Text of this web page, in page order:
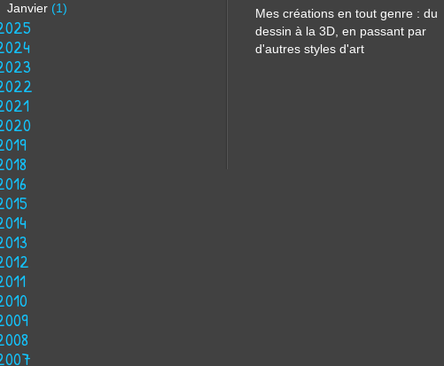
Janvier (1)
Mes créations en tout genre : du
dessin à la 3D, en passant par
d'autres styles d'art